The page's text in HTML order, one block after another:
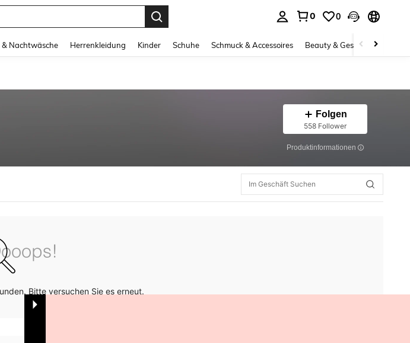
0 0
Nachtwäsche Herrenkleidung Kinder Schuhe Schmuck & Accessoires Beauty & Gesundheit
Folgen
558 Follower
Produktinformationen
Bitte versuchen Sie es erneut.